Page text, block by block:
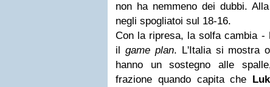
non ha nemmeno dei dubbi.
negli spogliatoi sul 18-16.
Con la ripresa, la solfa cambia -
il game plan. L'Italia si mostra
hanno un sostegno alle
frazione quando capita che